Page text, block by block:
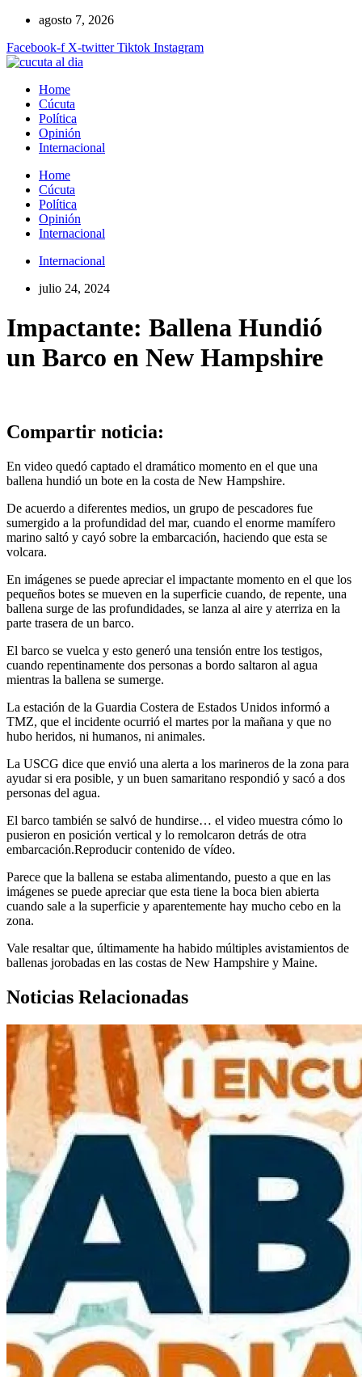
contenido
agosto 7, 2026
Facebook-f X-twitter Tiktok Instagram
Home
Cúcuta
Política
Opinión
Internacional
Home
Cúcuta
Política
Opinión
Internacional
Internacional
julio 24, 2024
Impactante: Ballena Hundió
un Barco en New Hampshire
Compartir noticia:
En video quedó captado el dramático momento en el que una
ballena hundió un bote en la costa de New Hampshire.
De acuerdo a diferentes medios, un grupo de pescadores fue
sumergido a la profundidad del mar, cuando el enorme mamífero
marino saltó y cayó sobre la embarcación, haciendo que esta se
volcara.
En imágenes se puede apreciar el impactante momento en el que los
pequeños botes se mueven en la superficie cuando, de repente, una
ballena surge de las profundidades, se lanza al aire y aterriza en la
parte trasera de un barco.
El barco se vuelca y esto generó una tensión entre los testigos,
cuando repentinamente dos personas a bordo saltaron al agua
mientras la ballena se sumerge.
La estación de la Guardia Costera de Estados Unidos informó a
TMZ, que el incidente ocurrió el martes por la mañana y que no
hubo heridos, ni humanos, ni animales.
La USCG dice que envió una alerta a los marineros de la zona para
ayudar si era posible, y un buen samaritano respondió y sacó a dos
personas del agua.
El barco también se salvó de hundirse… el video muestra cómo lo
pusieron en posición vertical y lo remolcaron detrás de otra
embarcación.Reproducir contenido de vídeo.
Parece que la ballena se estaba alimentando, puesto a que en las
imágenes se puede apreciar que esta tiene la boca bien abierta
cuando sale a la superficie y aparentemente hay mucho cebo en la
zona.
Vale resaltar que, últimamente ha habido múltiples avistamientos de
ballenas jorobadas en las costas de New Hampshire y Maine.
Noticias Relacionadas